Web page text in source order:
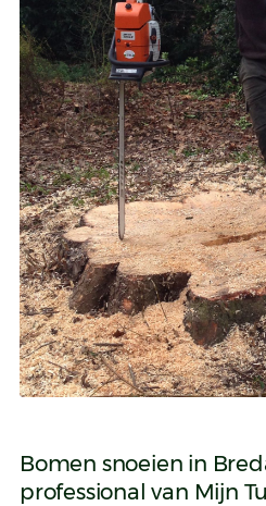
Bomen snoeien in
professional van Mijn